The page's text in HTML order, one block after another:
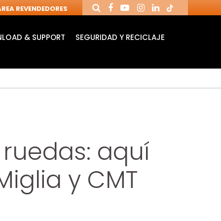
REVENDEDORES
FRESAS
& SUPPORT
SEGURIDAD Y RECICLAJE
aquí
y CMT